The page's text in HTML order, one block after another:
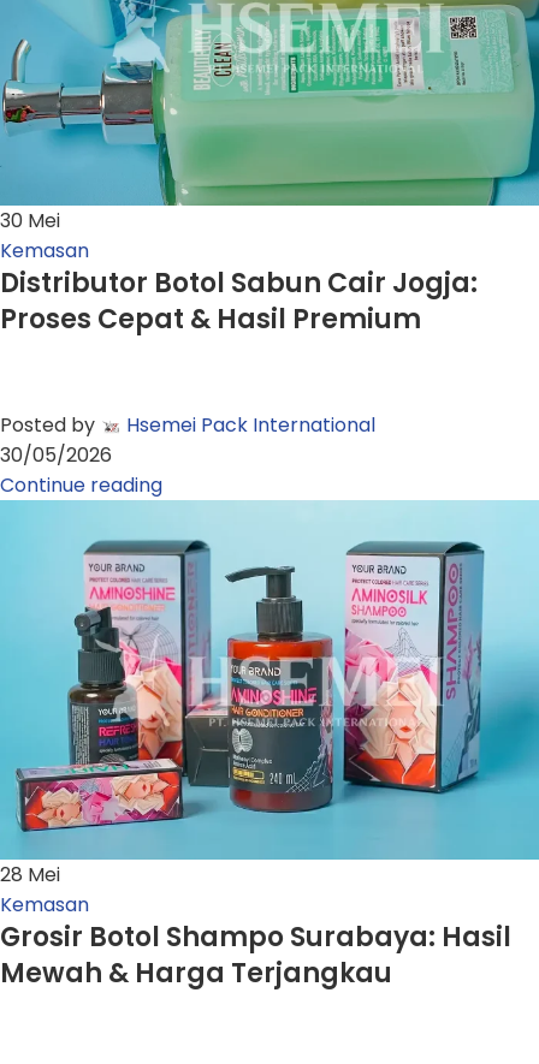
30 Mei
Kemasan
Distributor Botol Sabun Cair Jogja:
Proses Cepat & Hasil Premium
Posted by
Hsemei Pack International
30/05/2026
Continue reading
28 Mei
Kemasan
Grosir Botol Shampo Surabaya: Hasil
Mewah & Harga Terjangkau